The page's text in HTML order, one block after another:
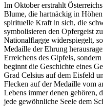
Im Oktober erstrahlt
Blume, die hartnäckig in
spirituelle Kraft in sich, die
symbolisieren den Opfergeist
Nationalflagge widerspiegelt,
Medaille der Ehrung
Erreichens des Gipfels,
beginnt die Geschichte eines
Grad Celsius auf dem Eisfeld
Flecken auf der Medaille vom
Lebens immer denen gehören,
jede gewöhnliche Seele dem